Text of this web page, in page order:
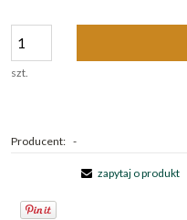
szt.
Producent: -
zapytaj o produkt